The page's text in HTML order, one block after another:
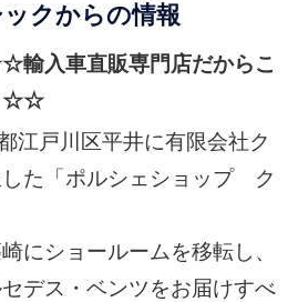
クからの情報
輸入車直販専門店だからこ
☆☆
江戸川区平井に有限会社ク
した「ポルシェショップ ク
にショールームを移転し、
デス・ベンツをお届けすべ